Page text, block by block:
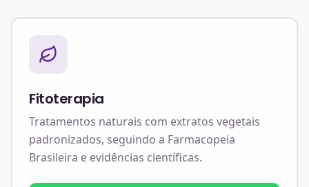
Fitoterapia
Tratamentos naturais com extratos vegetais
padronizados, seguindo a Farmacopeia
Brasileira e evidências científicas.